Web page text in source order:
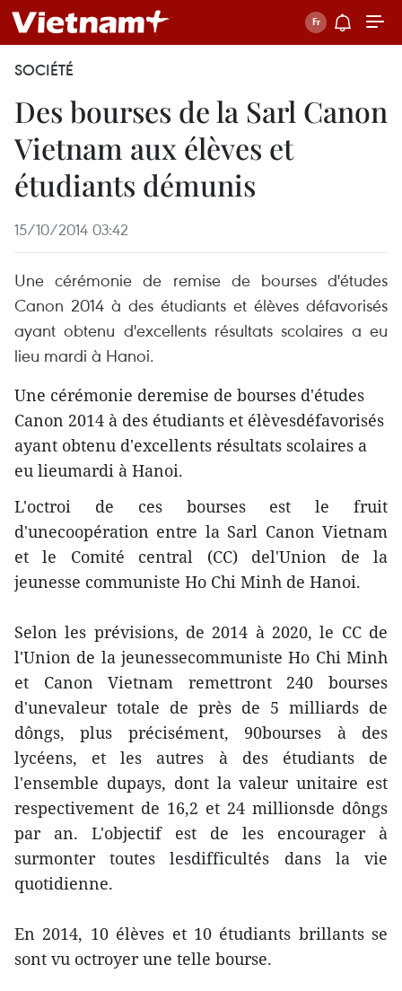
SOCIÉTÉ
Des bourses de la Sarl Canon
Vietnam aux élèves et
étudiants démunis
15/10/2014 03:42
Une cérémonie de remise de bourses d'études
Canon 2014 à des étudiants et élèves défavorisés
ayant obtenu d'excellents résultats scolaires a eu
lieu mardi à Hanoi.
Une cérémonie deremise de bourses d'études
Canon 2014 à des étudiants et élèvesdéfavorisés
ayant obtenu d'excellents résultats scolaires a
eu lieumardi à Hanoi.
L'octroi de ces bourses est le fruit
d'unecoopération entre la Sarl Canon Vietnam
et le Comité central (CC) del'Union de la
jeunesse communiste Ho Chi Minh de Hanoi.
Selon les prévisions, de 2014 à 2020, le CC de
l'Union de la jeunessecommuniste Ho Chi Minh
et Canon Vietnam remettront 240 bourses
d'unevaleur totale de près de 5 milliards de
dôngs, plus précisément, 90bourses à des
lycéens, et les autres à des étudiants de
l'ensemble dupays, dont la valeur unitaire est
respectivement de 16,2 et 24 millionsde dôngs
par an. L'objectif est de les encourager à
surmonter toutes lesdifficultés dans la vie
quotidienne.
En 2014, 10 élèves et 10 étudiants brillants se
sont vu octroyer une telle bourse.